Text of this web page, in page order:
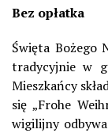
Bez opłatka
Święta Bożego
tradycyjnie w
Mieszkańcy
się „Frohe
wigilijny